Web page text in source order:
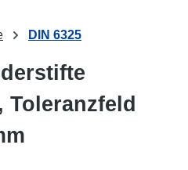
DIN 6325